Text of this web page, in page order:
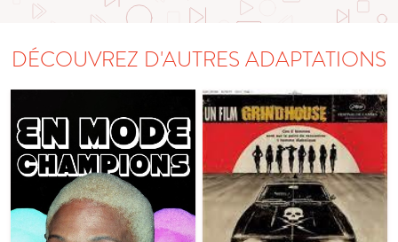
DÉCOUVREZ D'AUTRES ADAPTATIONS